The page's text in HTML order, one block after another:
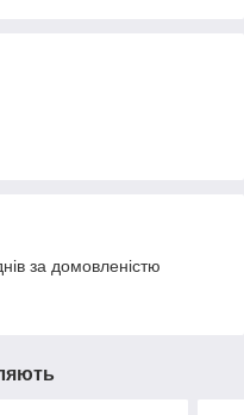
за домовленістю